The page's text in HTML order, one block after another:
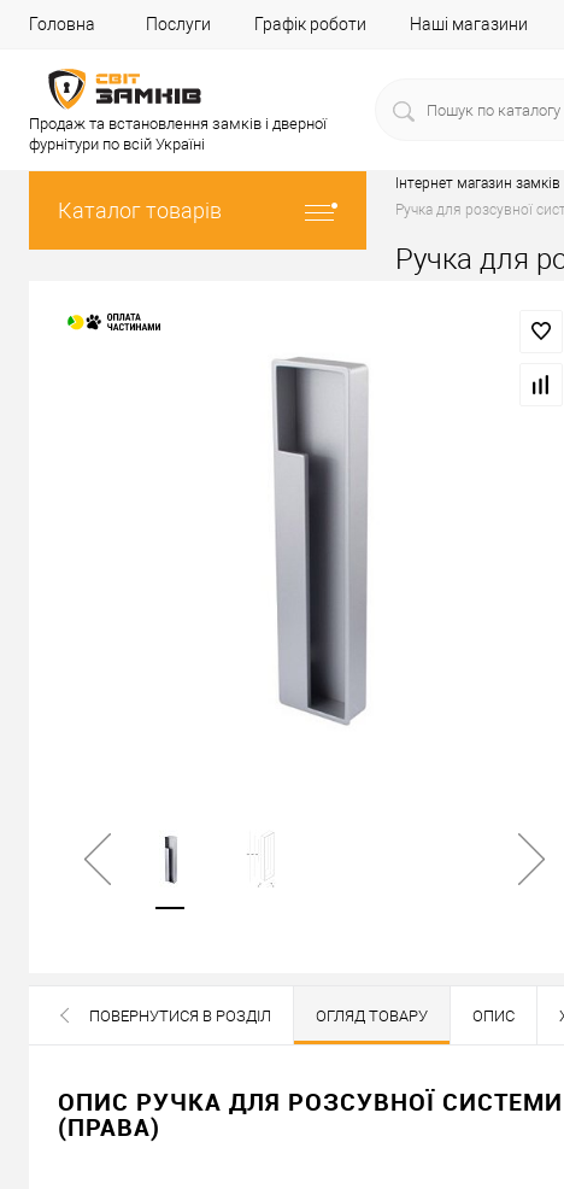
Головна Послуги Графік роботи Наші магазини
Продаж та встановлення замків і дверної
фурнітури по всій Україні
Каталог товарів
Інтернет магазин замків
Ручка для розсувної
Ручка для
В наявності
2 298 грн.
Кількість:
ПОВЕРНУТИСЯ В РОЗДІЛ ОГЛЯД ТОВАРУ ОПИС
ОПИС РУЧКА ДЛЯ РОЗСУВНОЇ СИСТЕМИ
(ПРАВА)